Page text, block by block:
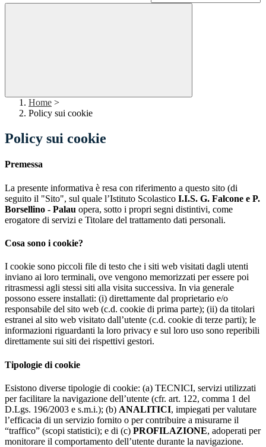
Home >
Policy sui cookie
Policy sui cookie
Premessa
La presente informativa è resa con riferimento a questo sito (di
seguito il "Sito", sul quale l’Istituto Scolastico I.I.S. G. Falcone e P.
Borsellino - Palau opera, sotto i propri segni distintivi, come
erogatore di servizi e Titolare del trattamento dati personali.
Cosa sono i cookie?
I cookie sono piccoli file di testo che i siti web visitati dagli utenti
inviano ai loro terminali, ove vengono memorizzati per essere poi
ritrasmessi agli stessi siti alla visita successiva. In via generale
possono essere installati: (i) direttamente dal proprietario e/o
responsabile del sito web (c.d. cookie di prima parte); (ii) da titolari
estranei al sito web visitato dall’utente (c.d. cookie di terze parti); le
informazioni riguardanti la loro privacy e sul loro uso sono reperibili
direttamente sui siti dei rispettivi gestori.
Tipologie di cookie
Esistono diverse tipologie di cookie: (a) TECNICI, servizi utilizzati
per facilitare la navigazione dell’utente (cfr. art. 122, comma 1 del
D.Lgs. 196/2003 e s.m.i.); (b) ANALITICI, impiegati per valutare
l’efficacia di un servizio fornito o per contribuire a misurarne il
“traffico” (scopi statistici); e di (c) PROFILAZIONE, adoperati per
monitorare il comportamento dell’utente durante la navigazione.